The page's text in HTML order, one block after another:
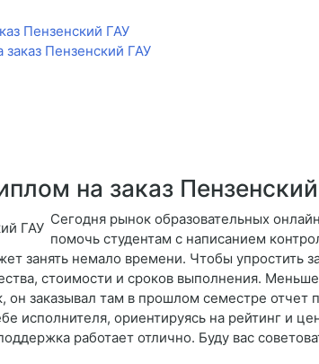
Пензенский ГАУ
Пензенский ГАУ
на заказ
Сегодня рынок образовательных
помочь студентам с написанием
занять немало времени. Чтобы упростить
стоимости и сроков выполнения.
он заказывал там в прошлом семестре
исполнителя, ориентируясь на рейтинг и
работает отлично. Буду вас